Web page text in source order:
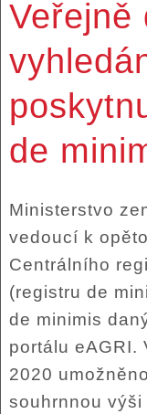
Veřejně
de
Ministerstvo
vedoucí k
Centrálního
(registru de
de minimis
portálu eAGRI.
2020
souhrnnou